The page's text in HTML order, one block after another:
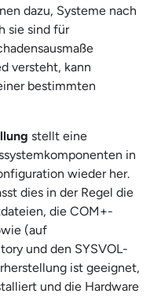
dazu, Systeme nach
sie sind für
versteht, kann
bestimmten
stellt eine
in
wieder her.
dies in der Regel die
die COM+-
(auf
und den SYSVOL-
ist geeignet,
und die Hardware